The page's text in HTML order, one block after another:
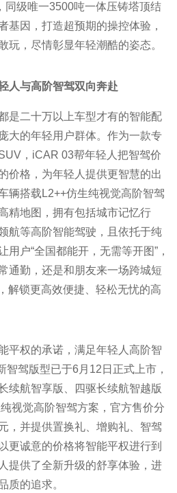
同级唯一3500吨一体压铸塔顶结
基因，打造超预期的操控体验，
玩，尽情彰显年轻潮酷的姿态。
人与高阶智驾双向奔赴
是二十万以上车型才有的智能配
大的年轻用户群体。作为一款专
，iCAR 03帮年轻人把智驾价
价格，为年轻人提供更智慧的出
辆搭载L2++仿生纯视觉高阶智驾
精地图，拥有包括城市记忆行
航等高阶智能驾驶，且依托于纯
户“全国都能开，无需等开图”，
通勤，还是和朋友来一场跨城短
解锁更高效便捷、轻松无忧的高
平权的承诺，满足年轻人高阶智
驾版型已于6月12日正式上市，
续航智享版、四驱长续航智越版
视觉高阶智驾方案，官方售价分
，并提供置换礼、增购礼、智驾
更诚意的价格将智能平权进行到
提供了全新升级的舒享体验，进
质的追求。